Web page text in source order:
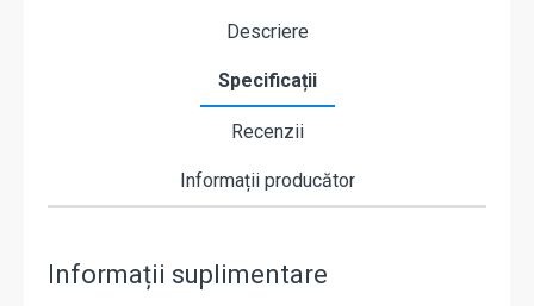
Descriere
Specificații
Recenzii
Informații producător
Informații suplimentare